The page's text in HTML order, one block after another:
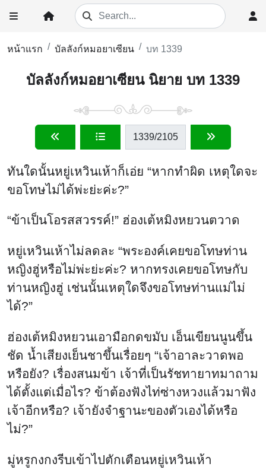
หน้าแรก บัลลังก์หมอยาเซียน บท 1339
บัลลังก์หมอยาเซียน นิยาย บท 1339
1339/2105
ทันใดนั้นหยู่เหวินเห้าก็เอ่ย “หากทำผิด เหตุใดจะ
ขอโทษไม่ได้พ่ะย่ะค่ะ?”
“ข้าเป็นโอรสสวรรค์!” ฮ่องเต้หมิงหยวนตวาด
หยู่เหวินเห้าไม่ลดละ “พระองค์เคยขอโทษท่าน
หญิงฮู่หรือไม่พ่ะย่ะค่ะ? หากทรงเคยขอโทษกับ
ท่านหญิงฮู่ เช่นนั้นเหตุใดจึงขอโทษท่านแม่ไม่
ได้?”
ฮ่องเต้หมิงหยวนเอามือกดขมับ เอ็นเขียนนูนขึ้น
ชัด น้ำเสียงเย็นชาขึ้นเรื่อยๆ “เจ้าอาละวาดพอ
หรือยัง? เรื่องสนมข้า เจ้าที่เป็นรัชทายาทมาถาม
ได้ตั้งแต่เมื่อไร? ข้าต้องฟังไท่ซ่างหวงแล้วมาฟัง
เจ้าอีกหรือ? เจ้ายังจำฐานะของตัวเองได้หรือ
ไม่?”
มู่หรูกงกงรีบเข้าไปตักเตือนหยู่เหวินเห้า